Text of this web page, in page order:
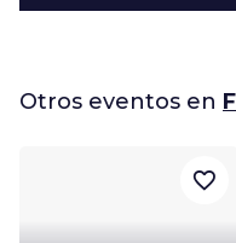
Otros eventos en
favorite_border